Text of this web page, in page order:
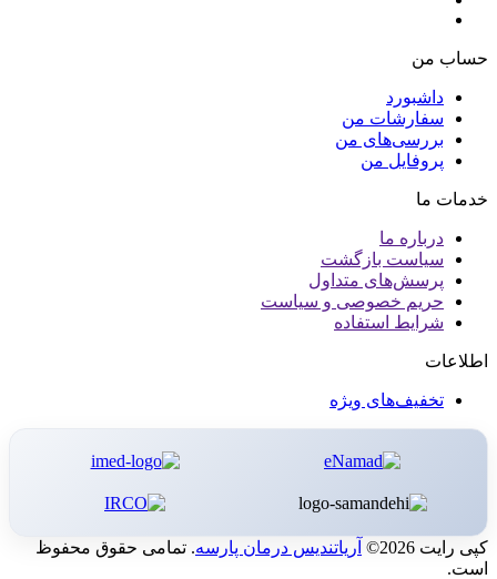
حساب من
داشبورد
سفارشات من
بررسی‌های من
پروفایل من
خدمات ما
درباره ما
سیاست بازگشت
پرسش‌های متداول
حریم خصوصی و سیاست
شرایط استفاده
اطلاعات
تخفیف‌های ویژه
کپی رایت 2026© آریاتندیس درمان پارسه. تمامی حقوق محفوظ
است.